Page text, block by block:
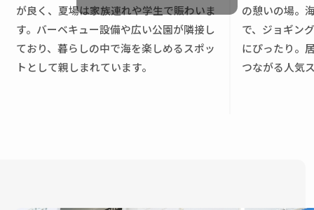
い！査定は無料・秘密厳守で承っております。 📩 ハ
ウスドゥ サンパーク通り浦添店🏠 沖縄県浦添市城間
4丁目6-2📞 098-876-5454 メール📩 urasoe-
housedo@r-japan.co.jp 👉 「浦添市 不動産売却」で
るの？」「住み替えのタイミングを相談したい」
「空室にしてから売却した方がいい？」 など、不動
産売却に関する疑問はお気軽にご相談ください。 ハ
ウスドゥ サンパーク通り浦添では、浦添市を中心に
す。 ② 市場動向によって購入希望者が慎重になる 不
動産購入は、多くの方にとって大きな買い物です。
沖縄でも近年は、 ・住宅価格の上昇・建築費の高
騰・住宅ローンへの不安・生活費の変化 などから、
が良く、夏場は家族連れや学生で賑わいま
す。バーベキュー設備や広い公園が隣接し
ており、暮らしの中で海を楽しめるスポッ
トとして親しまれています。
の憩いの場。
で、ジョギン
にぴったり。
つながる人気